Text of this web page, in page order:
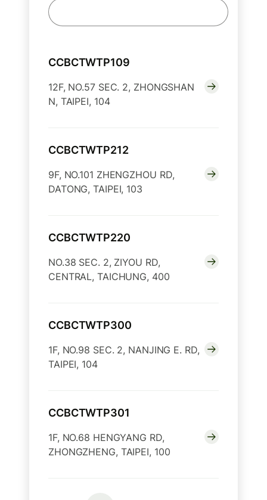
CCBCTWTP109
12F, NO.57 SEC. 2, ZHONGSHAN
N, TAIPEI, 104
CCBCTWTP212
9F, NO.101 ZHENGZHOU RD,
DATONG, TAIPEI, 103
CCBCTWTP220
NO.38 SEC. 2, ZIYOU RD,
CENTRAL, TAICHUNG, 400
CCBCTWTP300
1F, NO.98 SEC. 2, NANJING E. RD,
TAIPEI, 104
CCBCTWTP301
1F, NO.68 HENGYANG RD,
ZHONGZHENG, TAIPEI, 100